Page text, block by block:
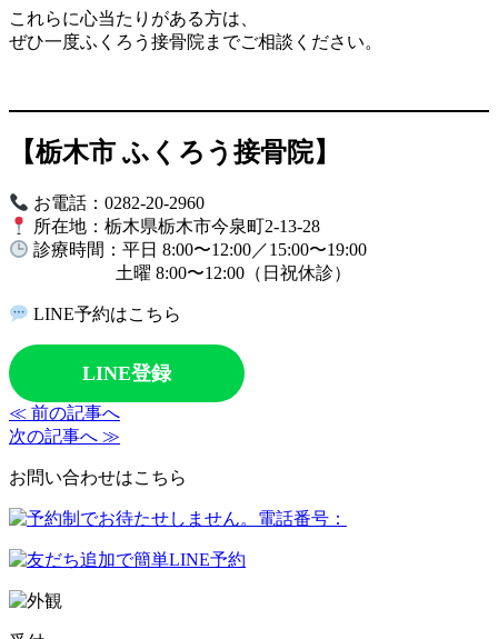
これらに心当たりがある方は、
ぜひ一度ふくろう接骨院までご相談ください。
【栃木市 ふくろう接骨院】
お電話：0282-20-2960
所在地：栃木県栃木市今泉町2-13-28
診療時間：平日 8:00〜12:00／15:00〜19:00
土曜 8:00〜12:00（日祝休診）
LINE予約はこちら
LINE登録
≪ 前の記事へ
次の記事へ ≫
お問い合わせはこちら